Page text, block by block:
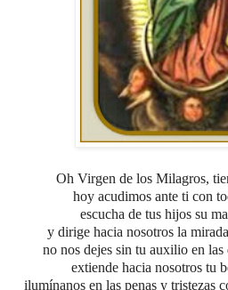
Oh Virgen de los Milagros,
hoy acudimos ante ti con
escucha de tus hijos su
y dirige hacia nosotros la
no nos dejes sin tu auxilio en las
extiende hacia nosotros tu
ilumínanos en las penas y tristezas